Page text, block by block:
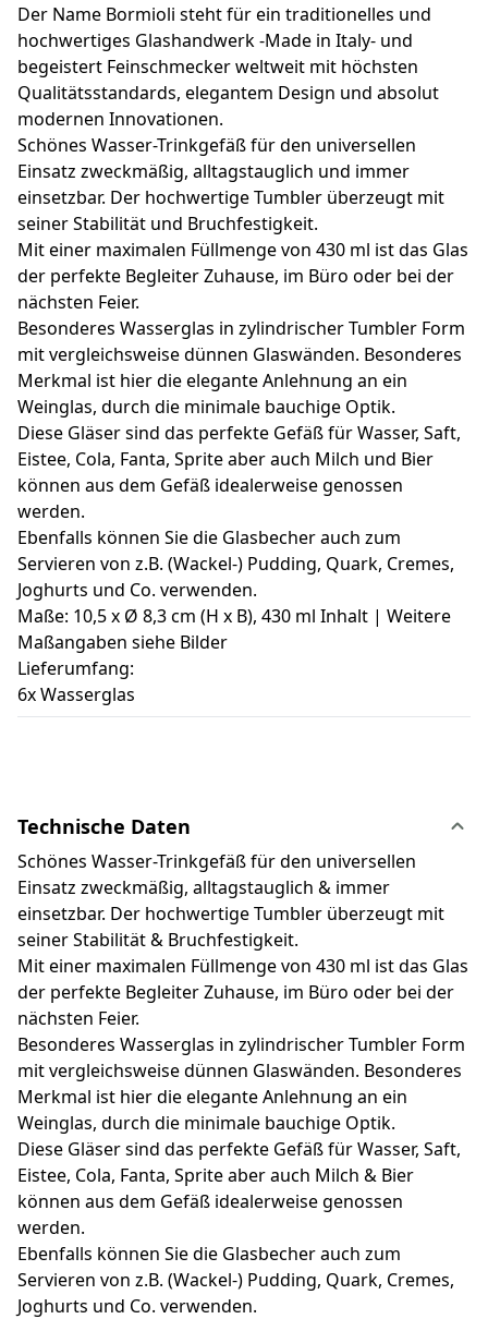
Der Name Bormioli steht für ein traditionelles und
hochwertiges Glashandwerk -Made in Italy- und
begeistert Feinschmecker weltweit mit höchsten
Qualitätsstandards, elegantem Design und absolut
modernen Innovationen.
Schönes Wasser-Trinkgefäß für den universellen
Einsatz zweckmäßig, alltagstauglich und immer
einsetzbar. Der hochwertige Tumbler überzeugt mit
seiner Stabilität und Bruchfestigkeit.
Mit einer maximalen Füllmenge von 430 ml ist das Glas
der perfekte Begleiter Zuhause, im Büro oder bei der
nächsten Feier.
Besonderes Wasserglas in zylindrischer Tumbler Form
mit vergleichsweise dünnen Glaswänden. Besonderes
Merkmal ist hier die elegante Anlehnung an ein
Weinglas, durch die minimale bauchige Optik.
Diese Gläser sind das perfekte Gefäß für Wasser, Saft,
Eistee, Cola, Fanta, Sprite aber auch Milch und Bier
können aus dem Gefäß idealerweise genossen
werden.
Ebenfalls können Sie die Glasbecher auch zum
Servieren von z.B. (Wackel-) Pudding, Quark, Cremes,
Joghurts und Co. verwenden.
Maße: 10,5 x Ø 8,3 cm (H x B), 430 ml Inhalt | Weitere
Maßangaben siehe Bilder
Lieferumfang:
6x Wasserglas
Technische Daten
Schönes Wasser-Trinkgefäß für den universellen
Einsatz zweckmäßig, alltagstauglich & immer
einsetzbar. Der hochwertige Tumbler überzeugt mit
seiner Stabilität & Bruchfestigkeit.
Mit einer maximalen Füllmenge von 430 ml ist das Glas
der perfekte Begleiter Zuhause, im Büro oder bei der
nächsten Feier.
Besonderes Wasserglas in zylindrischer Tumbler Form
mit vergleichsweise dünnen Glaswänden. Besonderes
Merkmal ist hier die elegante Anlehnung an ein
Weinglas, durch die minimale bauchige Optik.
Diese Gläser sind das perfekte Gefäß für Wasser, Saft,
Eistee, Cola, Fanta, Sprite aber auch Milch & Bier
können aus dem Gefäß idealerweise genossen
werden.
Ebenfalls können Sie die Glasbecher auch zum
Servieren von z.B. (Wackel-) Pudding, Quark, Cremes,
Joghurts und Co. verwenden.